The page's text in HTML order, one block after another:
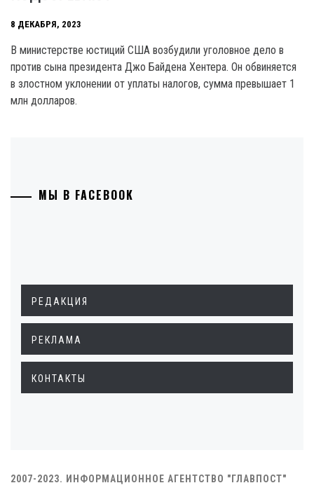
8 ДЕКАБРЯ, 2023
B министерстве юстиций США возбудили уголовное дело в
против сына президента Джо Байдена Хентера. Он обвиняется
в злостном уклонении от уплаты налогов, сумма превышает 1
млн долларов.
МЫ В FACEBOOK
РЕДАКЦИЯ
РЕКЛАМА
КОНТАКТЫ
2007-2023. ИНФОРМАЦИОННОЕ АГЕНТСТВО "ГЛАВПОСТ"